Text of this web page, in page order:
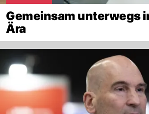
Gemeinsam unterwegs
Ära